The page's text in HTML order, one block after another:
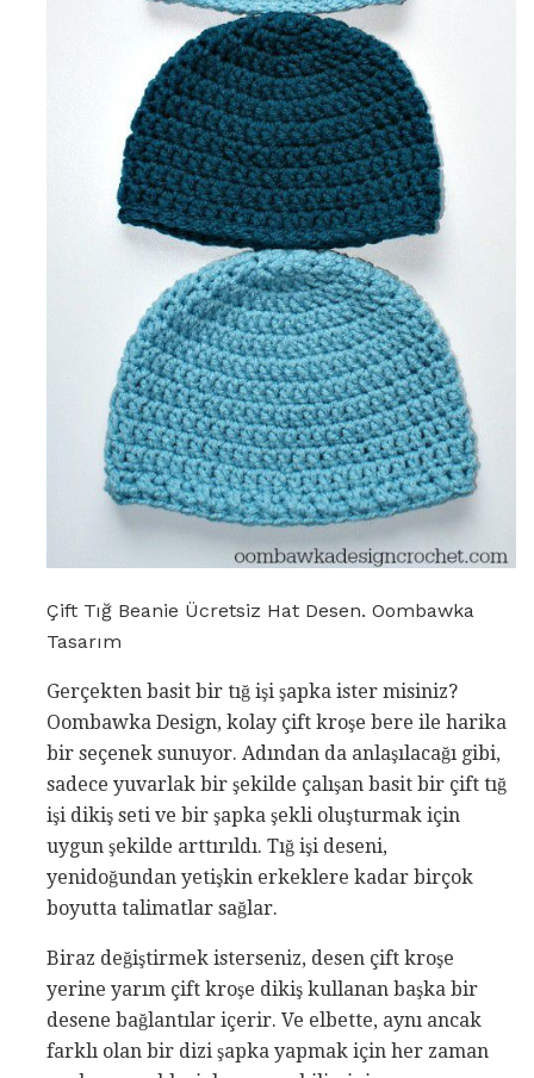
Çift Tığ Beanie Ücretsiz Hat Desen. Oombawka
Tasarım
Gerçekten basit bir tığ işi şapka ister misiniz?
Oombawka Design, kolay çift kroşe bere ile harika
bir seçenek sunuyor. Adından da anlaşılacağı gibi,
sadece yuvarlak bir şekilde çalışan basit bir çift tığ
işi dikiş seti ve bir şapka şekli oluşturmak için
uygun şekilde arttırıldı. Tığ işi deseni,
yenidoğundan yetişkin erkeklere kadar birçok
boyutta talimatlar sağlar.
Biraz değiştirmek isterseniz, desen çift kroşe
yerine yarım çift kroşe dikiş kullanan başka bir
desene bağlantılar içerir. Ve elbette, aynı ancak
farklı olan bir dizi şapka yapmak için her zaman